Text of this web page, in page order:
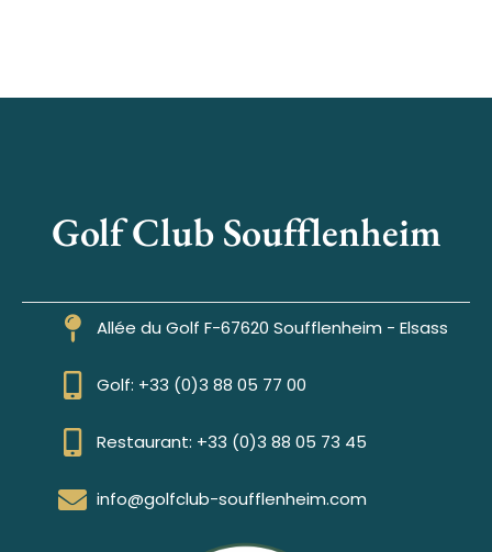
Golf Club Soufflenheim
Allée du Golf F-67620 Soufflenheim - Elsass
Golf: +33 (0)3 88 05 77 00
Restaurant: +33 (0)3 88 05 73 45
info@golfclub-soufflenheim.com